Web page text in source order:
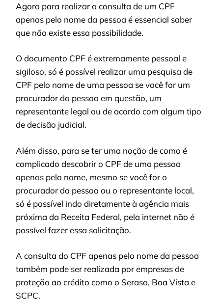
Agora para realizar a consulta de um CPF
apenas pelo nome da pessoa é essencial saber
que não existe essa possibilidade.
O documento CPF é extremamente pessoal e
sigiloso, só é possível realizar uma pesquisa de
CPF pelo nome de uma pessoa se você for um
procurador da pessoa em questão, um
representante legal ou de acordo com algum tipo
de decisão judicial.
Além disso, para se ter uma noção de como é
complicado descobrir o CPF de uma pessoa
apenas pelo nome, mesmo se você for o
procurador da pessoa ou o representante local,
só é possível indo diretamente à agência mais
próxima da Receita Federal, pela internet não é
possível fazer essa solicitação.
A consulta do CPF apenas pelo nome da pessoa
também pode ser realizada por empresas de
proteção ao crédito como o Serasa, Boa Vista e
SCPC.